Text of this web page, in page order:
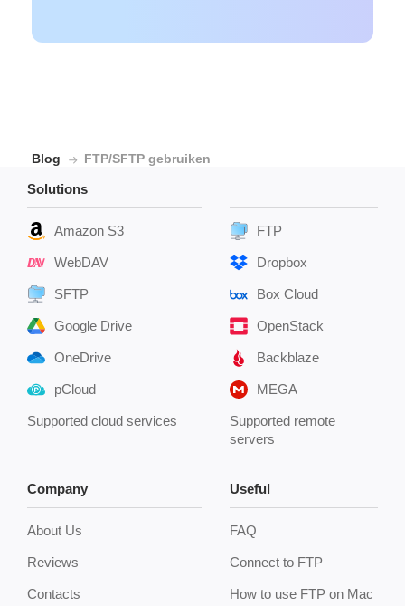
Blog FTP/SFTP gebruiken
Solutions
Amazon S3
WebDAV
SFTP
Google Drive
OneDrive
pCloud
Supported cloud services
FTP
Dropbox
Box Cloud
OpenStack
Backblaze
MEGA
Supported remote
servers
Company
About Us
Reviews
Contacts
Useful
FAQ
Connect to FTP
How to use FTP on Mac